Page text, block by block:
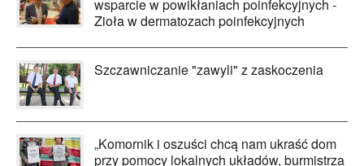
wsparcie w powikłaniach poinfekcyjnych -
Zioła w dermatozach poinfekcyjnych
Szczawniczanie "zawyli" z zaskoczenia
„Komornik i oszuści chcą nam ukraść dom
przy pomocy lokalnych układów, burmistrza